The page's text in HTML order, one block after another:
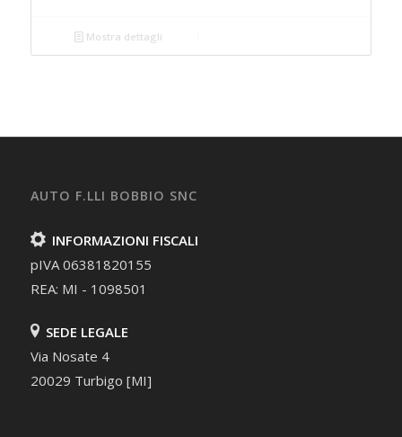
Mostra dettagli
AUTO F.LLI BOBBIO SNC
INFORMAZIONI FISCALI
pIVA 06381820155
REA: MI - 1098501
SEDE LEGALE
Via Nosate 4
20029 Turbigo [MI]